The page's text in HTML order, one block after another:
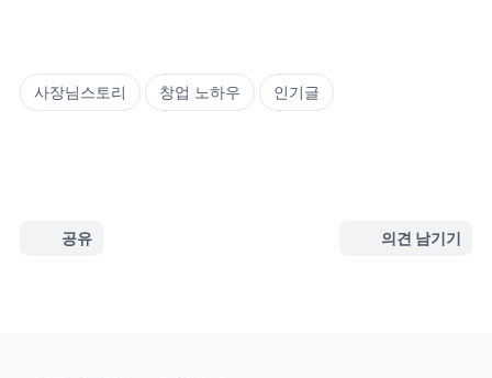
사장님스토리 창업 노하우 인기글
공유 의견 남기기